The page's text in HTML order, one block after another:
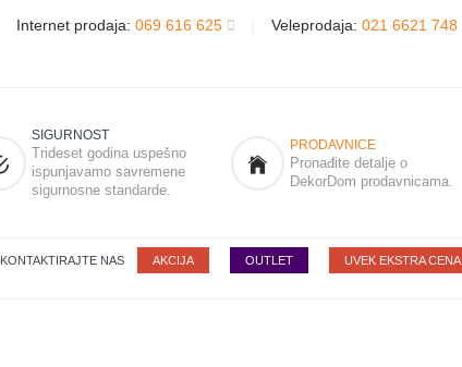
Internet prodaja: 069 616 625 Veleprodaja: 021 6621 748
SIGURNOST
Trideset godina uspešno
ispunjavamo savremene
sigurnosne standarde.
PRODAVNICE
Pronađite detalje o
DekorDom prodavnicama.
KONTAKTIRAJTE NAS AKCIJA OUTLET UVEK EKSTRA CENA